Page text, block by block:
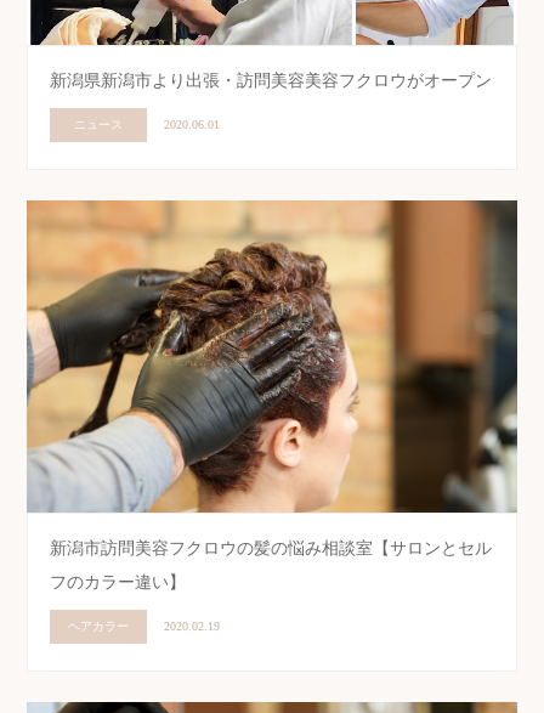
新潟県新潟市より出張・訪問美容美容フクロウがオープン
ニュース 2020.06.01
新潟市訪問美容フクロウの髪の悩み相談室【サロンとセル
フのカラー違い】
ヘアカラー 2020.02.19